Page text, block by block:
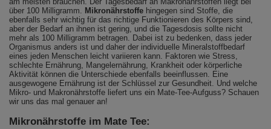
über 100 Milligramm. Mikronährstoffe hingegen sind Stoffe, die
ebenfalls sehr wichtig für das richtige Funktionieren des Körpers sind,
aber der Bedarf an ihnen ist gering, und die Tagesdosis sollte nicht
mehr als 100 Milligramm betragen. Dabei ist zu bedenken, dass jeder
Organismus anders ist und daher der individuelle Mineralstoffbedarf
eines jeden Menschen leicht variieren kann. Faktoren wie Stress,
schlechte Ernährung, Mangelernährung, Krankheit oder körperliche
Aktivität können die Unterschiede ebenfalls beeinflussen. Eine
ausgewogene Ernährung ist der Schlüssel zur Gesundheit. Und welche
Mikro- und Makronährstoffe liefert uns ein Mate-Tee-Aufguss? Schauen
wir uns das mal genauer an!
Mikronährstoffe im Mate Tee: